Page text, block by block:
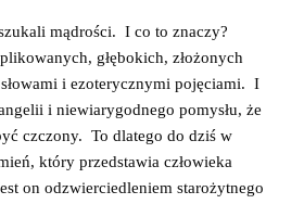
mądrości. I co to znaczy?
głębokich, złożonych
i ezoterycznymi pojęciami. I
i niewiarygodnego pomysłu, że
czczony. To dlatego do dziś w
który przedstawia człowieka
on odzwierciedleniem starożytnego